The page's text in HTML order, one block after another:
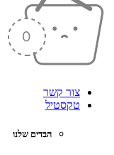
צור קשר
טקסטיל
הבדים שלנו